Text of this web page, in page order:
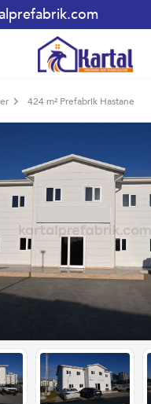
424 m² Prefabrik Hastane